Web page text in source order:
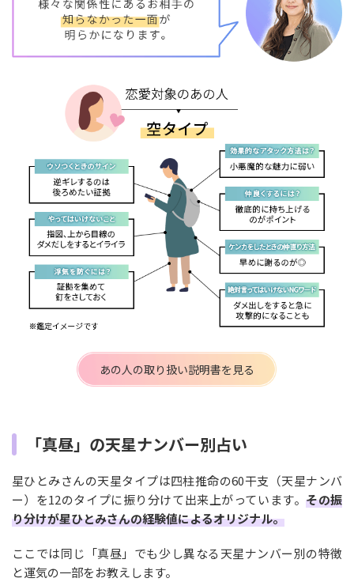
あの人の取り扱い説明書を見る
「真昼」の天星ナンバー別占い
星ひとみさんの天星タイプは四柱推命の60干支（天星ナンバ
ー）を12のタイプに振り分けて出来上がっています。その振
り分けが星ひとみさんの経験値によるオリジナル。
ここでは同じ「真昼」でも少し異なる天星ナンバー別の特徴
と運気の一部をお教えします。